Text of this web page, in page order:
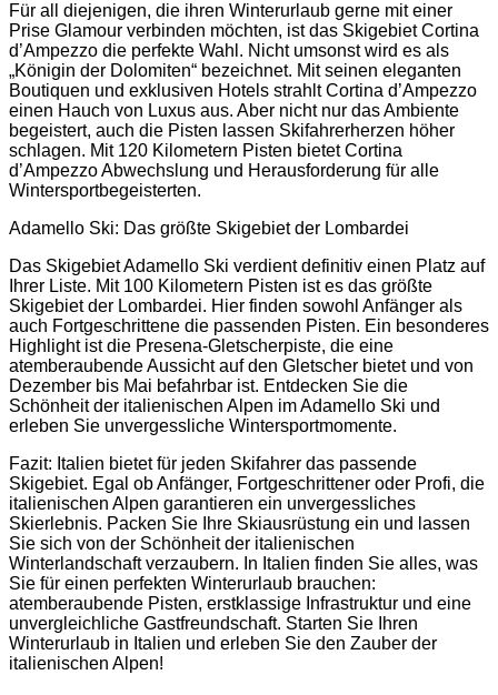
Für all diejenigen, die ihren Winterurlaub gerne mit einer
Prise Glamour verbinden möchten, ist das Skigebiet Cortina
d’Ampezzo die perfekte Wahl. Nicht umsonst wird es als
„Königin der Dolomiten“ bezeichnet. Mit seinen eleganten
Boutiquen und exklusiven Hotels strahlt Cortina d’Ampezzo
einen Hauch von Luxus aus. Aber nicht nur das Ambiente
begeistert, auch die Pisten lassen Skifahrerherzen höher
schlagen. Mit 120 Kilometern Pisten bietet Cortina
d’Ampezzo Abwechslung und Herausforderung für alle
Wintersportbegeisterten.
Adamello Ski: Das größte Skigebiet der Lombardei
Das Skigebiet Adamello Ski verdient definitiv einen Platz auf
Ihrer Liste. Mit 100 Kilometern Pisten ist es das größte
Skigebiet der Lombardei. Hier finden sowohl Anfänger als
auch Fortgeschrittene die passenden Pisten. Ein besonderes
Highlight ist die Presena-Gletscherpiste, die eine
atemberaubende Aussicht auf den Gletscher bietet und von
Dezember bis Mai befahrbar ist. Entdecken Sie die
Schönheit der italienischen Alpen im Adamello Ski und
erleben Sie unvergessliche Wintersportmomente.
Fazit: Italien bietet für jeden Skifahrer das passende
Skigebiet. Egal ob Anfänger, Fortgeschrittener oder Profi, die
italienischen Alpen garantieren ein unvergessliches
Skierlebnis. Packen Sie Ihre Skiausrüstung ein und lassen
Sie sich von der Schönheit der italienischen
Winterlandschaft verzaubern. In Italien finden Sie alles, was
Sie für einen perfekten Winterurlaub brauchen:
atemberaubende Pisten, erstklassige Infrastruktur und eine
unvergleichliche Gastfreundschaft. Starten Sie Ihren
Winterurlaub in Italien und erleben Sie den Zauber der
italienischen Alpen!